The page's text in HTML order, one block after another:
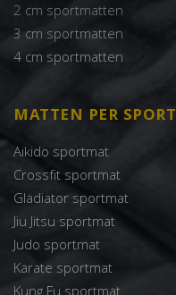
2 cm sportmatten
3 cm sportmatten
4 cm sportmatten
MATTEN PER SPORT
Aikido sportmat
Crossfit sportmat
Gladiator sportmat
Jiu Jitsu sportmat
Judo sportmat
Karate sportmat